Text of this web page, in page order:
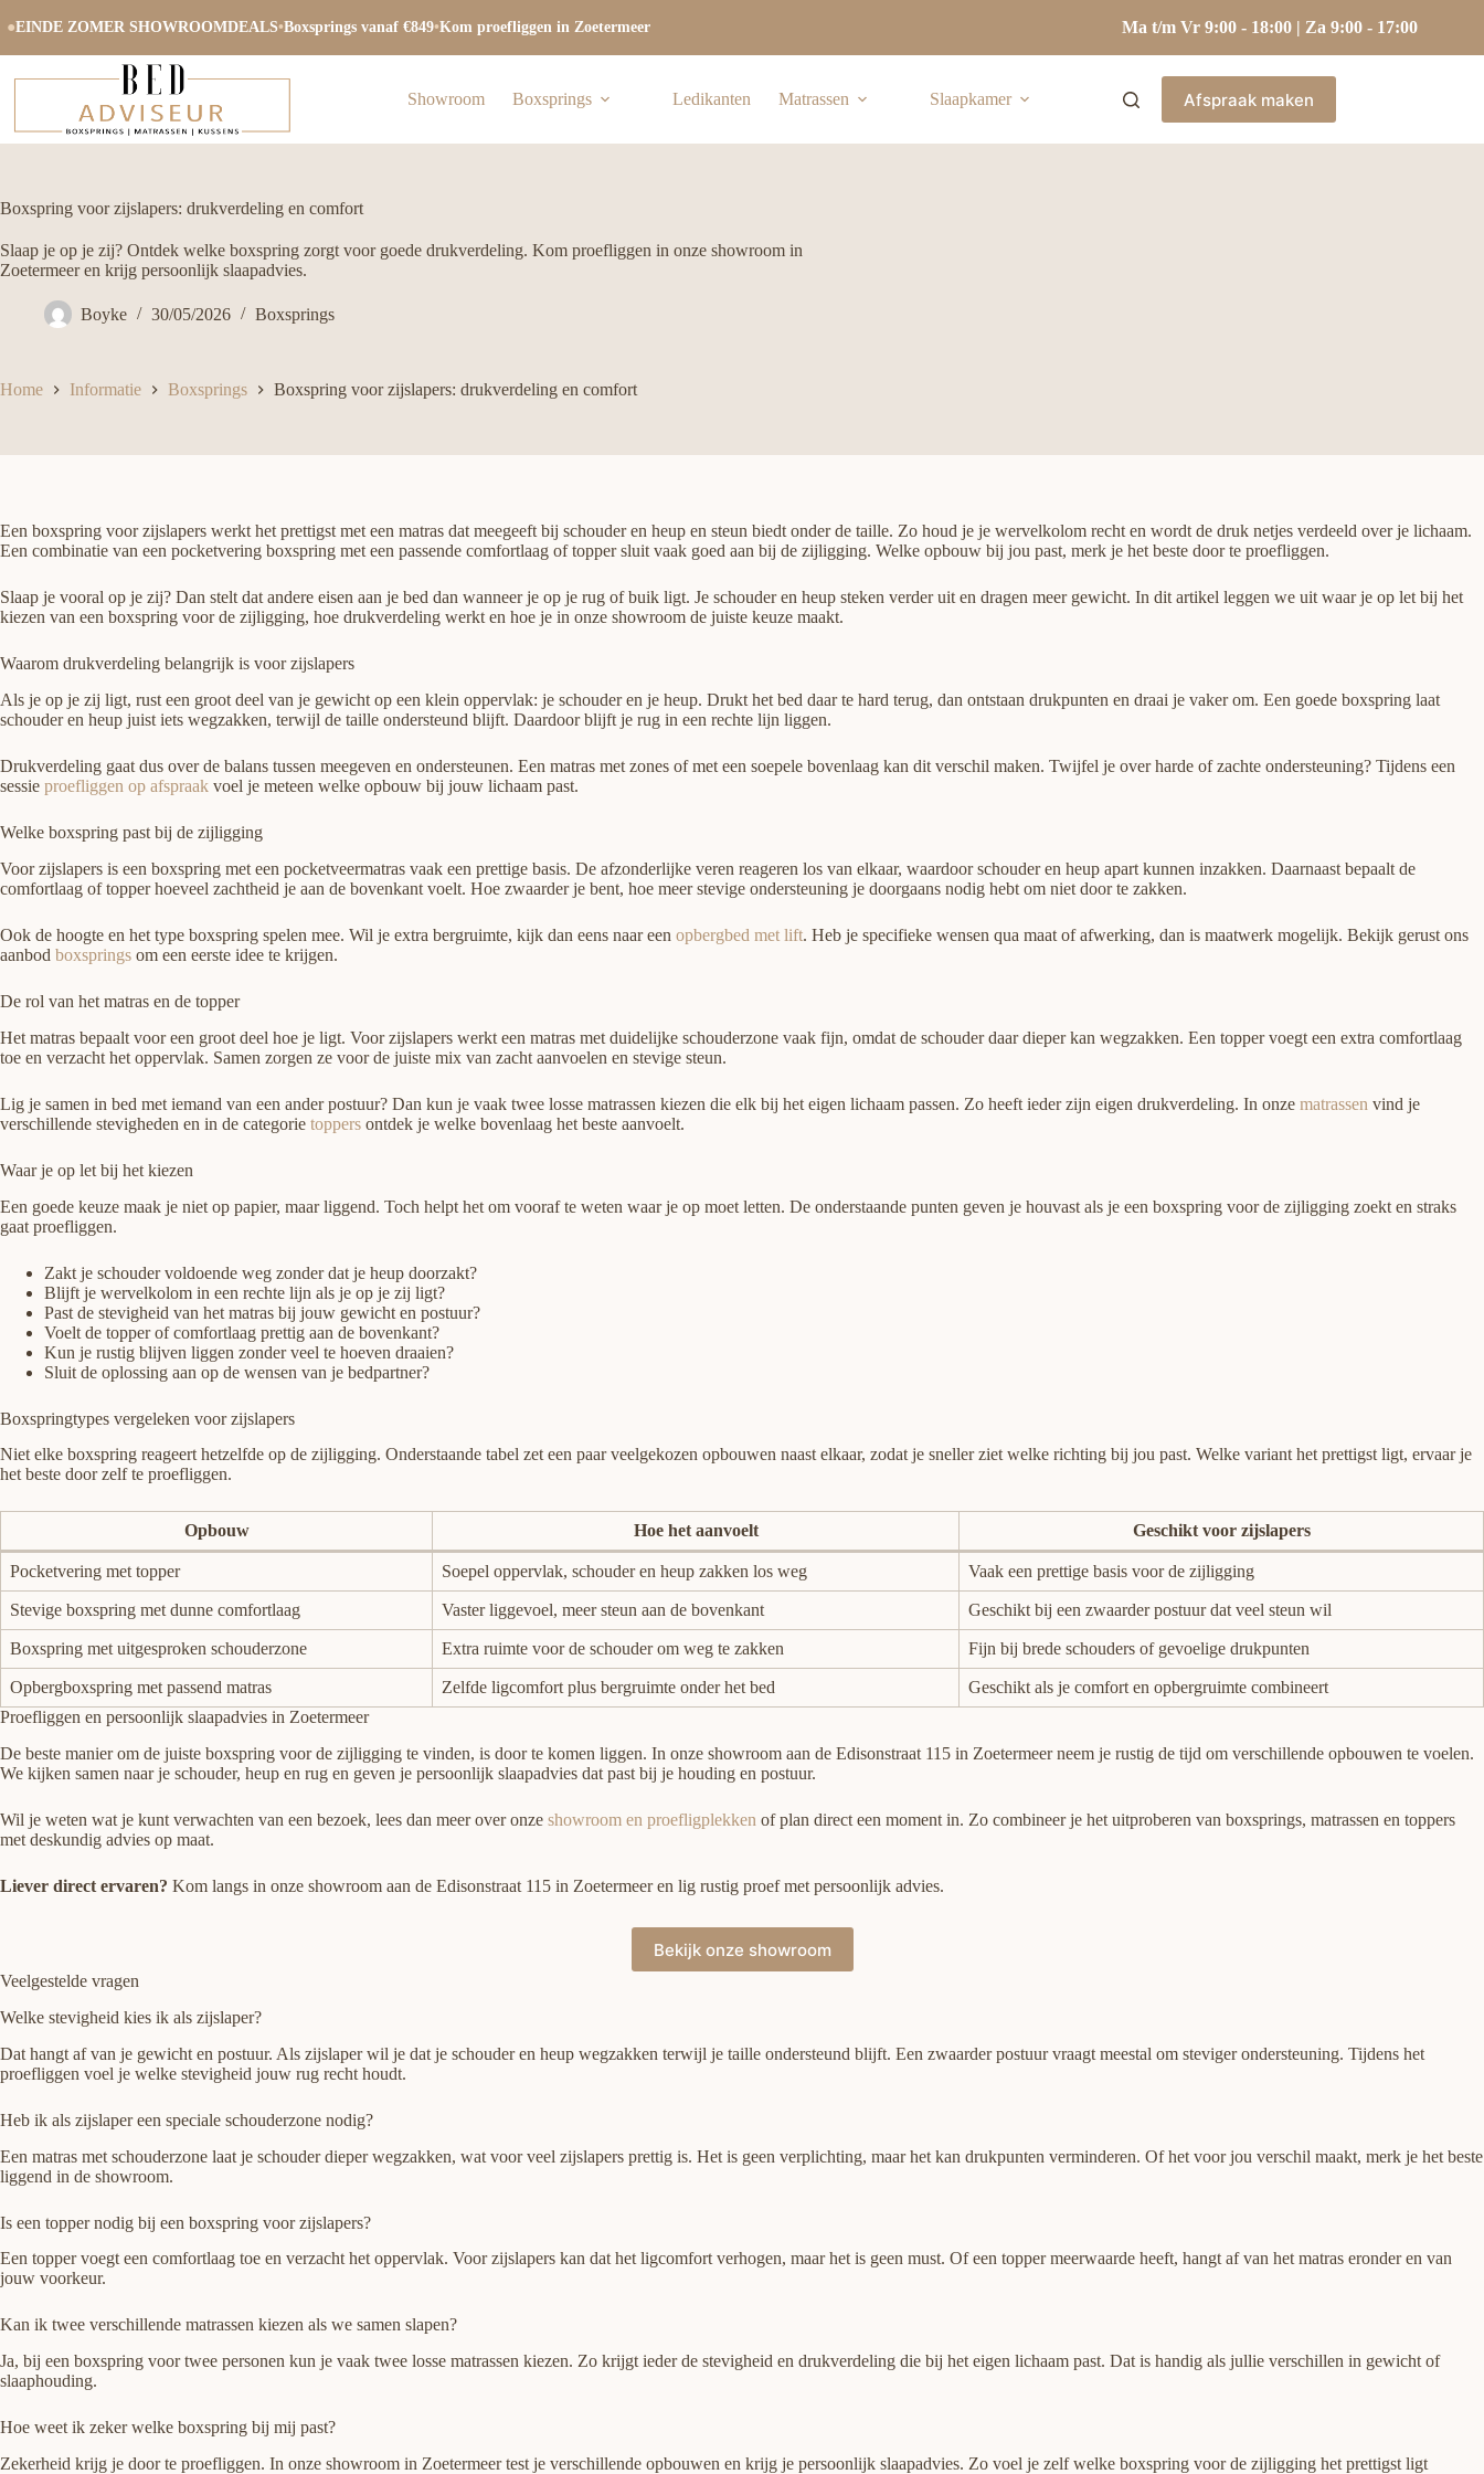
naar
●EINDE ZOMER SHOWROOMDEALS•Boxsprings vanaf €849•Kom proefliggen in Zoetermeer Ma t/m Vr 9:00 - 18:00 | Za 9:00 - 17:00
Showroom Boxsprings Ledikanten Matrassen Slaapkamer Afspraak maken
Boxspring voor zijslapers: drukverdeling en comfort
Slaap je op je zij? Ontdek welke boxspring zorgt voor goede drukverdeling. Kom proefliggen in onze showroom in
Zoetermeer en krijg persoonlijk slaapadvies.
Boyke 30/05/2026 Boxsprings
Home Informatie Boxsprings Boxspring voor zijslapers: drukverdeling en comfort
Een boxspring voor zijslapers werkt het prettigst met een matras dat meegeeft bij schouder en heup en steun biedt onder de taille. Zo houd je je wervelkolom recht en wordt de druk netjes verdeeld over je lichaam.
Een combinatie van een pocketvering boxspring met een passende comfortlaag of topper sluit vaak goed aan bij de zijligging. Welke opbouw bij jou past, merk je het beste door te proefliggen.
Slaap je vooral op je zij? Dan stelt dat andere eisen aan je bed dan wanneer je op je rug of buik ligt. Je schouder en heup steken verder uit en dragen meer gewicht. In dit artikel leggen we uit waar je op let bij het
kiezen van een boxspring voor de zijligging, hoe drukverdeling werkt en hoe je in onze showroom de juiste keuze maakt.
Waarom drukverdeling belangrijk is voor zijslapers
Als je op je zij ligt, rust een groot deel van je gewicht op een klein oppervlak: je schouder en je heup. Drukt het bed daar te hard terug, dan ontstaan drukpunten en draai je vaker om. Een goede boxspring laat
schouder en heup juist iets wegzakken, terwijl de taille ondersteund blijft. Daardoor blijft je rug in een rechte lijn liggen.
Drukverdeling gaat dus over de balans tussen meegeven en ondersteunen. Een matras met zones of met een soepele bovenlaag kan dit verschil maken. Twijfel je over harde of zachte ondersteuning? Tijdens een
sessie proefliggen op afspraak voel je meteen welke opbouw bij jouw lichaam past.
Welke boxspring past bij de zijligging
Voor zijslapers is een boxspring met een pocketveermatras vaak een prettige basis. De afzonderlijke veren reageren los van elkaar, waardoor schouder en heup apart kunnen inzakken. Daarnaast bepaalt de
comfortlaag of topper hoeveel zachtheid je aan de bovenkant voelt. Hoe zwaarder je bent, hoe meer stevige ondersteuning je doorgaans nodig hebt om niet door te zakken.
Ook de hoogte en het type boxspring spelen mee. Wil je extra bergruimte, kijk dan eens naar een opbergbed met lift. Heb je specifieke wensen qua maat of afwerking, dan is maatwerk mogelijk. Bekijk gerust ons
aanbod boxsprings om een eerste idee te krijgen.
De rol van het matras en de topper
Het matras bepaalt voor een groot deel hoe je ligt. Voor zijslapers werkt een matras met duidelijke schouderzone vaak fijn, omdat de schouder daar dieper kan wegzakken. Een topper voegt een extra comfortlaag
toe en verzacht het oppervlak. Samen zorgen ze voor de juiste mix van zacht aanvoelen en stevige steun.
Lig je samen in bed met iemand van een ander postuur? Dan kun je vaak twee losse matrassen kiezen die elk bij het eigen lichaam passen. Zo heeft ieder zijn eigen drukverdeling. In onze matrassen vind je
verschillende stevigheden en in de categorie toppers ontdek je welke bovenlaag het beste aanvoelt.
Waar je op let bij het kiezen
Een goede keuze maak je niet op papier, maar liggend. Toch helpt het om vooraf te weten waar je op moet letten. De onderstaande punten geven je houvast als je een boxspring voor de zijligging zoekt en straks
gaat proefliggen.
Zakt je schouder voldoende weg zonder dat je heup doorzakt?
Blijft je wervelkolom in een rechte lijn als je op je zij ligt?
Past de stevigheid van het matras bij jouw gewicht en postuur?
Voelt de topper of comfortlaag prettig aan de bovenkant?
Kun je rustig blijven liggen zonder veel te hoeven draaien?
Sluit de oplossing aan op de wensen van je bedpartner?
Boxspringtypes vergeleken voor zijslapers
Niet elke boxspring reageert hetzelfde op de zijligging. Onderstaande tabel zet een paar veelgekozen opbouwen naast elkaar, zodat je sneller ziet welke richting bij jou past. Welke variant het prettigst ligt, ervaar je
het beste door zelf te proefliggen.
Opbouw Hoe het aanvoelt Geschikt voor zijslapers
Pocketvering met topper Soepel oppervlak, schouder en heup zakken los weg Vaak een prettige basis voor de zijligging
Stevige boxspring met dunne comfortlaag Vaster liggevoel, meer steun aan de bovenkant Geschikt bij een zwaarder postuur dat veel steun wil
Boxspring met uitgesproken schouderzone Extra ruimte voor de schouder om weg te zakken Fijn bij brede schouders of gevoelige drukpunten
Opbergboxspring met passend matras Zelfde ligcomfort plus bergruimte onder het bed
Geschikt als je comfort en opbergruimte combineert
Proefliggen en persoonlijk slaapadvies in Zoetermeer
De beste manier om de juiste boxspring voor de zijligging te vinden, is door te komen liggen. In onze showroom aan de Edisonstraat 115 in Zoetermeer neem je rustig de tijd om verschillende opbouwen te voelen.
We kijken samen naar je schouder, heup en rug en geven je persoonlijk slaapadvies dat past bij je houding en postuur.
Wil je weten wat je kunt verwachten van een bezoek, lees dan meer over onze showroom en proefligplekken of plan direct een moment in. Zo combineer je het uitproberen van boxsprings, matrassen en toppers
met deskundig advies op maat.
Liever direct ervaren? Kom langs in onze showroom aan de Edisonstraat 115 in Zoetermeer en lig rustig proef met persoonlijk advies.
Bekijk onze showroom
Veelgestelde vragen
Welke stevigheid kies ik als zijslaper?
Dat hangt af van je gewicht en postuur. Als zijslaper wil je dat je schouder en heup wegzakken terwijl je taille ondersteund blijft. Een zwaarder postuur vraagt meestal om steviger ondersteuning. Tijdens het
proefliggen voel je welke stevigheid jouw rug recht houdt.
Heb ik als zijslaper een speciale schouderzone nodig?
Een matras met schouderzone laat je schouder dieper wegzakken, wat voor veel zijslapers prettig is. Het is geen verplichting, maar het kan drukpunten verminderen. Of het voor jou verschil maakt, merk je het beste
liggend in de showroom.
Is een topper nodig bij een boxspring voor zijslapers?
Een topper voegt een comfortlaag toe en verzacht het oppervlak. Voor zijslapers kan dat het ligcomfort verhogen, maar het is geen must. Of een topper meerwaarde heeft, hangt af van het matras eronder en van
jouw voorkeur.
Kan ik twee verschillende matrassen kiezen als we samen slapen?
Ja, bij een boxspring voor twee personen kun je vaak twee losse matrassen kiezen. Zo krijgt ieder de stevigheid en drukverdeling die bij het eigen lichaam past. Dat is handig als jullie verschillen in gewicht of
slaaphouding.
Hoe weet ik zeker welke boxspring bij mij past?
Zekerheid krijg je door te proefliggen. In onze showroom in Zoetermeer test je verschillende opbouwen en krijg je persoonlijk slaapadvies. Zo voel je zelf welke boxspring voor de zijligging het prettigst ligt